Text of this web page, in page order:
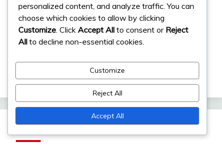
Categorieën
Evenementbeloningen
Primogem Inwisselcodes
personalized content, and analyze traffic. You can
choose which cookies to allow by clicking
Customize . Click Accept All to consent or Reject
All to decline non-essential cookies.
Customize
Reject All
Accept All